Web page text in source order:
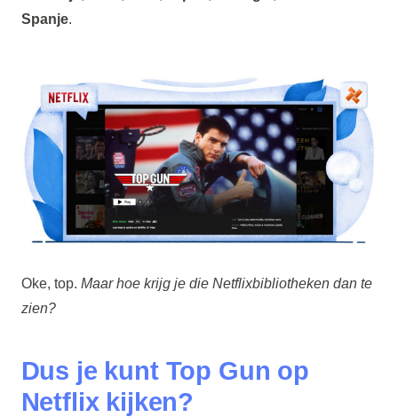
Spanje.
Oke, top. Maar hoe krijg je die Netflixbibliotheken dan te
zien?
Dus je kunt Top Gun op
Netflix kijken?